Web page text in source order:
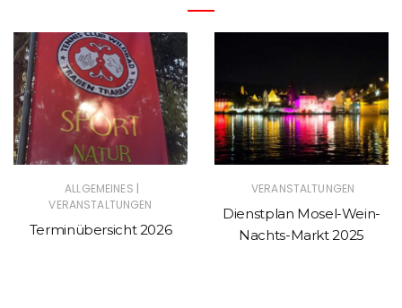
ALLGEMEINES |
VERANSTALTUNGEN
Terminübersicht 2026
VERANSTALTUNGEN
Dienstplan Mosel-Wein-
Nachts-Markt 2025